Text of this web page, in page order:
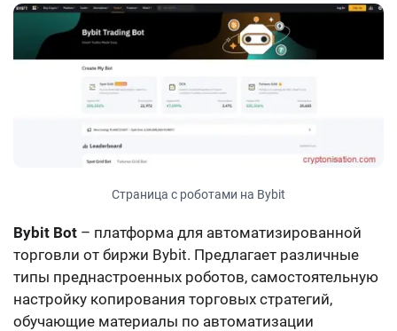
Страница с роботами на Bybit
Bybit Bot – платформа для автоматизированной
торговли от биржи Bybit. Предлагает различные
типы преднастроенных роботов, самостоятельную
настройку копирования торговых стратегий,
обучающие материалы по автоматизации